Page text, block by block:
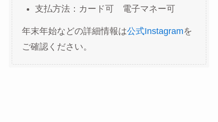
支払方法：カード可 電子マネー可
年末年始などの詳細情報は公式Instagramを
ご確認ください。